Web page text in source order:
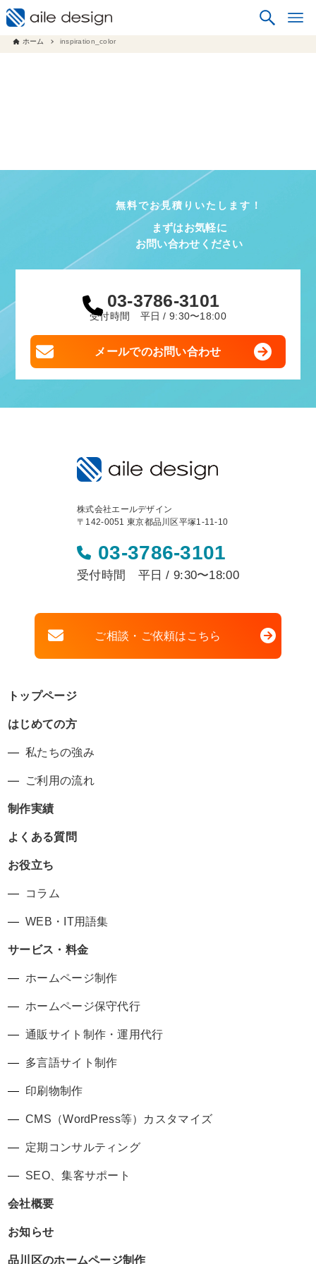
ホーム inspiration_color
無料でお見積りいたします！
まずはお気軽に
お問い合わせください
03-3786-3101
受付時間 平日 / 9:30〜18:00
メールでのお問い合わせ
株式会社エールデザイン
〒142-0051 東京都品川区平塚1-11-10
03-3786-3101
受付時間 平日 / 9:30〜18:00
ご相談・ご依頼はこちら
トップページ
はじめての方
私たちの強み
ご利用の流れ
制作実績
よくある質問
お役立ち
コラム
WEB・IT用語集
サービス・料金
ホームページ制作
ホームページ保守代行
通販サイト制作・運用代行
多言語サイト制作
印刷物制作
CMS（WordPress等）カスタマイズ
定期コンサルティング
SEO、集客サポート
会社概要
お知らせ
品川区のホームページ制作